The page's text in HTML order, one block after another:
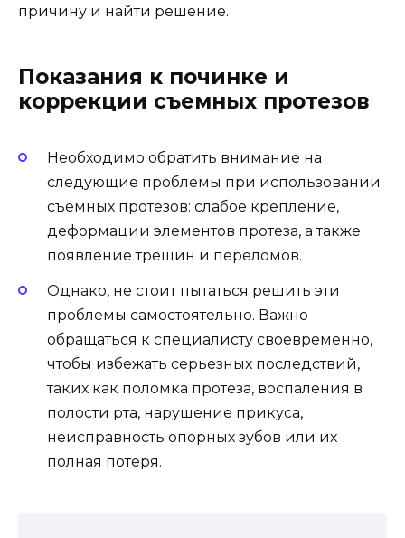
причину и найти решение.
Показания к починке и
коррекции съемных протезов
Необходимо обратить внимание на
следующие проблемы при использовании
съемных протезов: слабое крепление,
деформации элементов протеза, а также
появление трещин и переломов.
Однако, не стоит пытаться решить эти
проблемы самостоятельно. Важно
обращаться к специалисту своевременно,
чтобы избежать серьезных последствий,
таких как поломка протеза, воспаления в
полости рта, нарушение прикуса,
неисправность опорных зубов или их
полная потеря.